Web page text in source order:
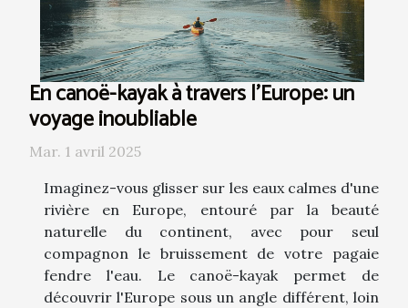
En canoë-kayak à travers l'Europe: un
voyage inoubliable
Mar. 1 avril 2025
Imaginez-vous glisser sur les eaux calmes d'une
rivière en Europe, entouré par la beauté
naturelle du continent, avec pour seul
compagnon le bruissement de votre pagaie
fendre l'eau. Le canoë-kayak permet de
découvrir l'Europe sous un angle différent, loin